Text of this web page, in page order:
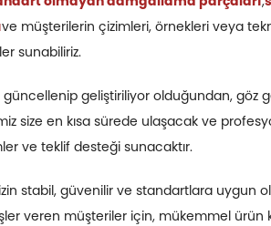
ve müşterilerin çizimleri, örnekleri veya
sunabiliriz.
geliştiriliyor olduğundan, göz
size en kısa sürede ulaşacak ve
ve teklif desteği sunacaktır.
stabil, güvenilir ve standartlara uygun
veren müşteriler için, mükemmel